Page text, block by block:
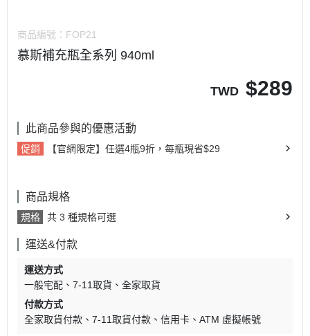
商品編號： FOP21
慕斯補充瓶全系列 940ml
TWD $289
此商品參與的優惠活動
促銷 【官網限定】任選4瓶9折，每瓶現省$29
商品規格
規格 共 3 種規格可選
運送&付款
運送方式
一般宅配
7-11取貨
全家取貨
付款方式
全家取貨付款
7-11取貨付款 信用卡 ATM 虛擬帳號